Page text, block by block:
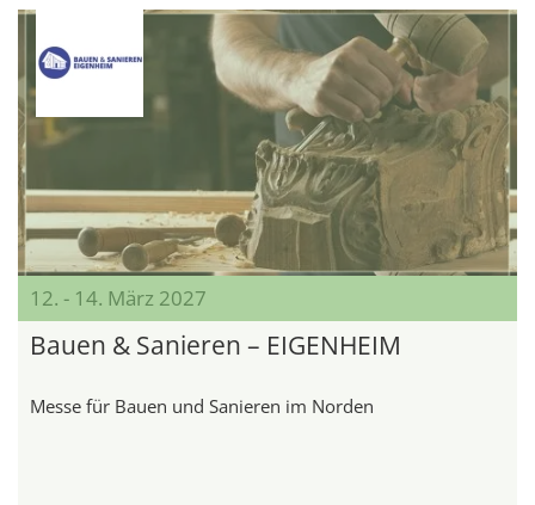
12. - 14. März 2027
Bauen & Sanieren – EIGENHEIM
Messe für Bauen und Sanieren im Norden